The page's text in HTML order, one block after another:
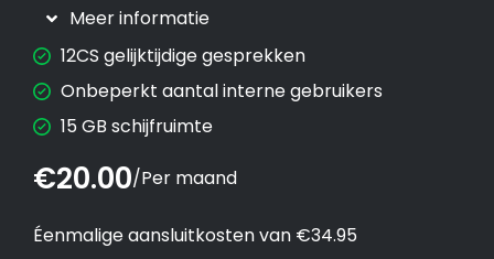
Meer informatie
12CS gelijktijdige gesprekken
Onbeperkt aantal interne gebruikers
15 GB schijfruimte
€20.00/Per maand
Éenmalige aansluitkosten van €34.95